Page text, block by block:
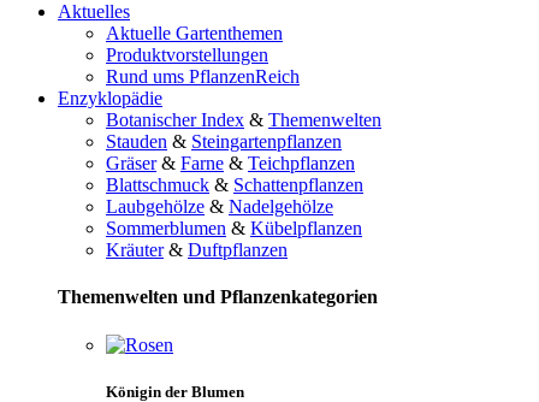
Aktuelles
Aktuelle Gartenthemen
Produktvorstellungen
Rund ums PflanzenReich
Enzyklopädie
Botanischer Index & Themenwelten
Stauden & Steingartenpflanzen
Gräser& Farne & Teichpflanzen
Blattschmuck & Schattenpflanzen
Laubgehölze & Nadelgehölze
Sommerblumen & Kübelpflanzen
Kräuter& Duftpflanzen
Themenwelten und Pflanzenkategorien
Königin der Blumen